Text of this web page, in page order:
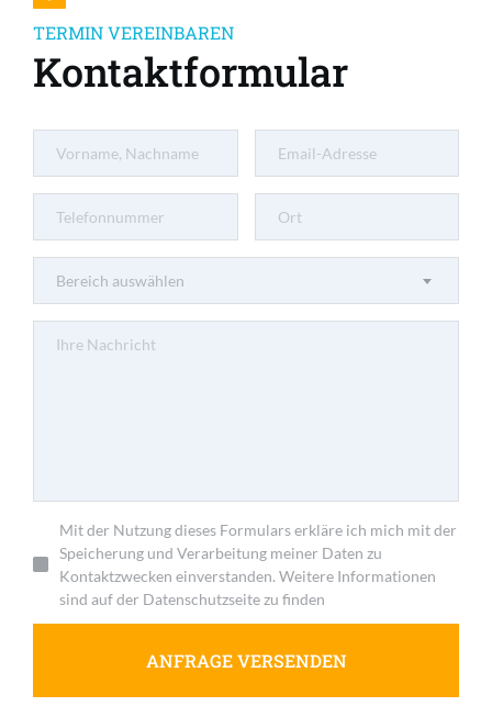
TERMIN VEREINBAREN
Kontaktformular
Bereich auswählen
Mit der Nutzung dieses Formulars erkläre ich mich mit der
Speicherung und Verarbeitung meiner Daten zu
Kontaktzwecken einverstanden. Weitere Informationen
sind auf der Datenschutzseite zu finden
ANFRAGE VERSENDEN